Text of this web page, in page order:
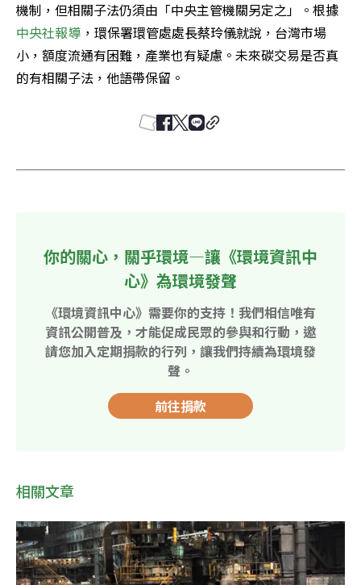
機制，但相關子法仍須由「中央主管機關另定之」。根據
中央社報導 ，環保署環管處處長蔡玲儀就說，台灣市場
小，額度流通有困難，產業也有疑慮。未來碳交易是否真
的有相關子法，他語帶保留。
你的關心，關乎環境—讓《環境資訊中
心》為環境發聲
《環境資訊中心》需要你的支持！我們相信唯有
資訊公開普及，才能促成民眾的參與和行動，邀
請您加入定期捐款的行列，讓我們持續為環境發
聲。
前往捐款
相關文章